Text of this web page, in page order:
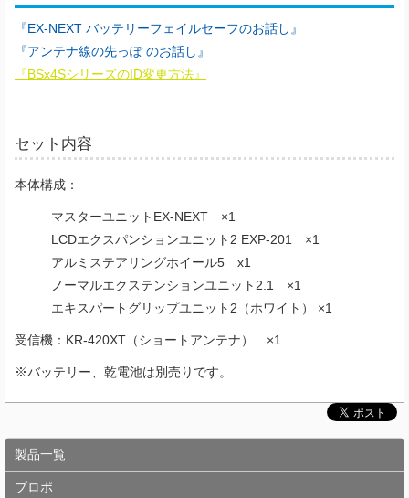
『EX-NEXT バッテリーフェイルセーフのお話し』
『アンテナ線の先っぽ のお話し』
『BSx4SシリーズのID変更方法』
セット内容
本体構成：
マスターユニットEX-NEXT ×1
LCDエクスパンションユニット2 EXP-201 ×1
アルミステアリングホイール5 x1
ノーマルエクステンションユニット2.1 ×1
エキスパートグリップユニット2（ホワイト） ×1
受信機：KR-420XT（ショートアンテナ） ×1
※バッテリー、乾電池は別売りです。
製品一覧
プロポ